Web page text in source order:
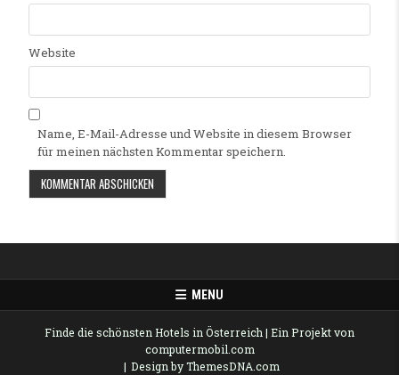
Website
Name, E-Mail-Adresse und Website in diesem Browser
für meinen nächsten Kommentar speichern.
MENU
Finde die schönsten Hotels in Österreich | Ein Projekt von
computermobil.com
Design by ThemesDNA.com